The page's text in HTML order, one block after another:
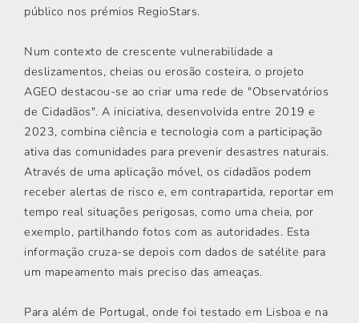
público nos prémios RegioStars.
Num contexto de crescente vulnerabilidade a
deslizamentos, cheias ou erosão costeira, o projeto
AGEO destacou-se ao criar uma rede de "Observatórios
de Cidadãos". A iniciativa, desenvolvida entre 2019 e
2023, combina ciência e tecnologia com a participação
ativa das comunidades para prevenir desastres naturais.
Através de uma aplicação móvel, os cidadãos podem
receber alertas de risco e, em contrapartida, reportar em
tempo real situações perigosas, como uma cheia, por
exemplo, partilhando fotos com as autoridades. Esta
informação cruza-se depois com dados de satélite para
um mapeamento mais preciso das ameaças.
Para além de Portugal, onde foi testado em Lisboa e na